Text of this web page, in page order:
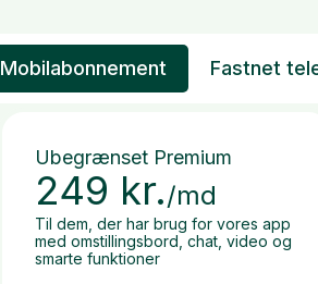
Mobilabonnement Fastnet
Ubegrænset Premium
249 kr./md
Til dem, der har brug for vores app
med omstillingsbord, chat, video og
smarte funktioner